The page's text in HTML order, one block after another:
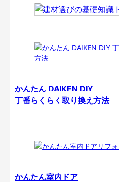
かんたん DAIKEN DIY
丁番らくらく取り換え方法
かんたん室内ドア